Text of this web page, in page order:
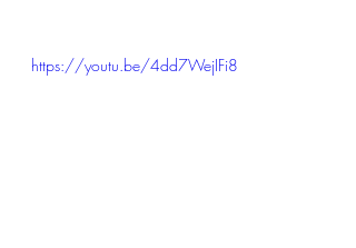
https://youtu.be/4dd7WejIFi8